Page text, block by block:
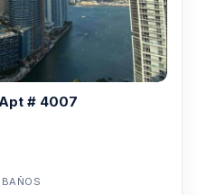
# 4007
BAÑOS